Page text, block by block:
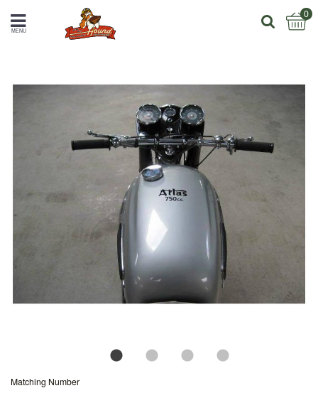
MENU
0
Matching Number